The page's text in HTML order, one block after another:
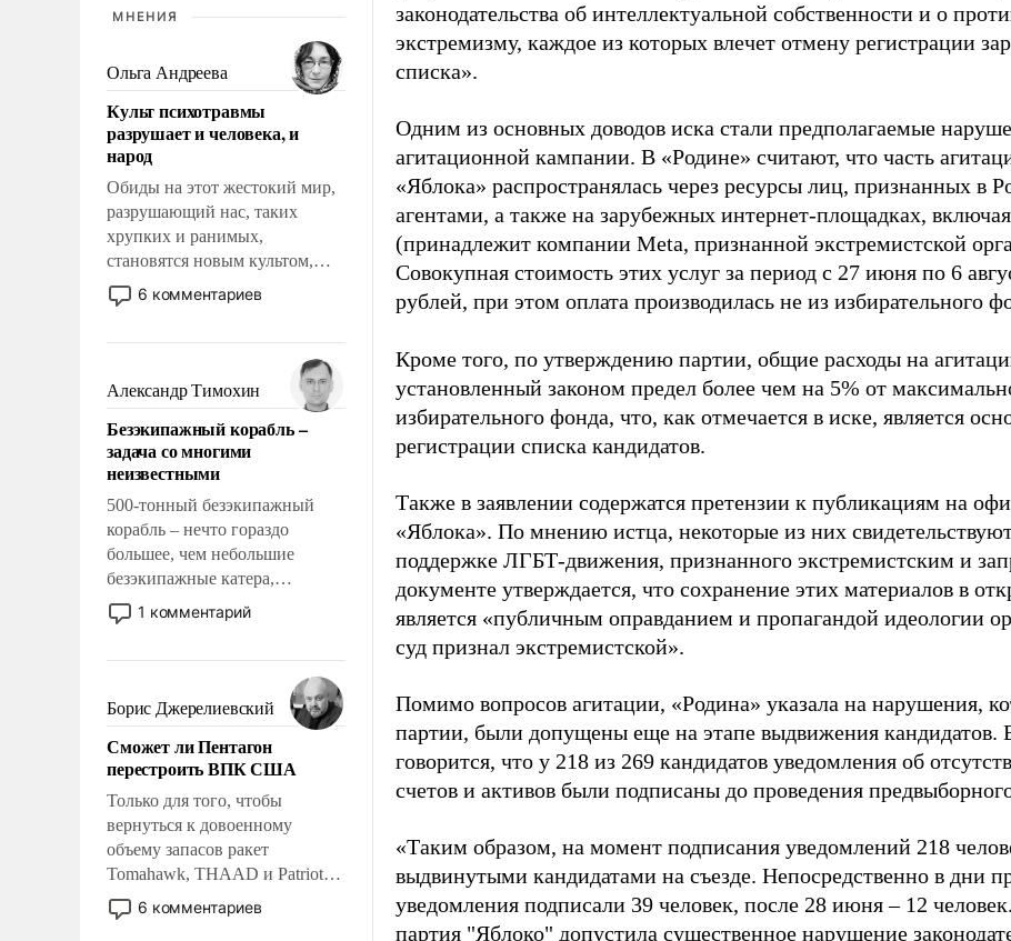
МНЕНИЯ
Ольга Андреева
Культ психотравмы
разрушает и человека, и
народ
Обиды на этот жестокий мир,
разрушающий нас, таких
хрупких и ранимых,
становятся новым культом,
постепенно вытесняя и
отменяя традиционное
мужественным и твердым под
ударами судьбы, брать на себя
ответственность, помогать
слабым, идти вперед и
адаптироваться.
6 комментариев
Александр Тимохин
Безэкипажный корабль –
задача со многими
неизвестными
500-тонный безэкипажный
корабль – нечто гораздо
большее, чем небольшие
безэкипажные катера,
применение которых уже
стало обыденностью. Задача по
сложна и амбициозна. Однако
и ее реализация радикально
поднимет наши боевые
возможности.
1 комментарий
Борис Джерелиевский
Сможет ли Пентагон
перестроить ВПК США
Только для того, чтобы
вернуться к довоенному
объему запасов ракет
Tomahawk, THAAD и Patriot
США потребуется более трех
лет. Даже небольшая война с
6 комментариев
законодательства об интеллектуальной собственности и о
экстремизму, каждое из которых влечет отмену регистрации
списка».
Одним из основных доводов иска стали предполагаемые
агитационной кампании. В «Родине» считают, что часть
«Яблока» распространялась через ресурсы лиц, признанных в
агентами, а также на зарубежных интернет-площадках,
(принадлежит компании Meta, признанной экстремистской
Совокупная стоимость этих услуг за период с 27 июня по 6
рублей, при этом оплата производилась не из избирательного
Кроме того, по утверждению партии, общие расходы на
установленный законом предел более чем на 5% от
избирательного фонда, что, как отмечается в иске, является
регистрации списка кандидатов.
Также в заявлении содержатся претензии к публикациям на
«Яблока». По мнению истца, некоторые из них
поддержке ЛГБТ-движения, признанного экстремистским и
документе утверждается, что сохранение этих материалов в
является «публичным оправданием и пропагандой идеологии
суд признал экстремистской».
Помимо вопросов агитации, «Родина» указала на нарушения,
партии, были допущены еще на этапе выдвижения кандидатов.
говорится, что у 218 из 269 кандидатов уведомления об
счетов и активов были подписаны до проведения
«Таким образом, на момент подписания уведомлений 218
выдвинутыми кандидатами на съезде. Непосредственно в дни
уведомления подписали 39 человек, после 28 июня – 12
партия "Яблоко" допустила существенное нарушение